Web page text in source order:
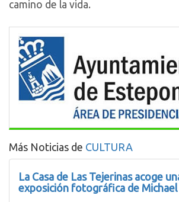
camino de la vida.
Más Noticias de CULTURA
La Casa de Las Tejerinas acoge
exposición fotográfica de